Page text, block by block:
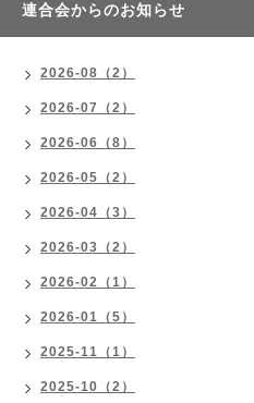
連合会からのお知らせ
2026-08（2）
2026-07（2）
2026-06（8）
2026-05（2）
2026-04（3）
2026-03（2）
2026-02（1）
2026-01（5）
2025-11（1）
2025-10（2）